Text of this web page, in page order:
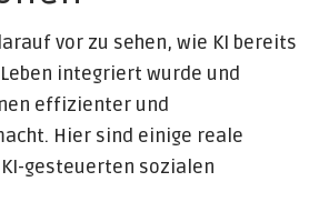
vor zu sehen, wie KI bereits
integriert wurde und
effizienter und
Hier sind einige reale
gesteuerten sozialen